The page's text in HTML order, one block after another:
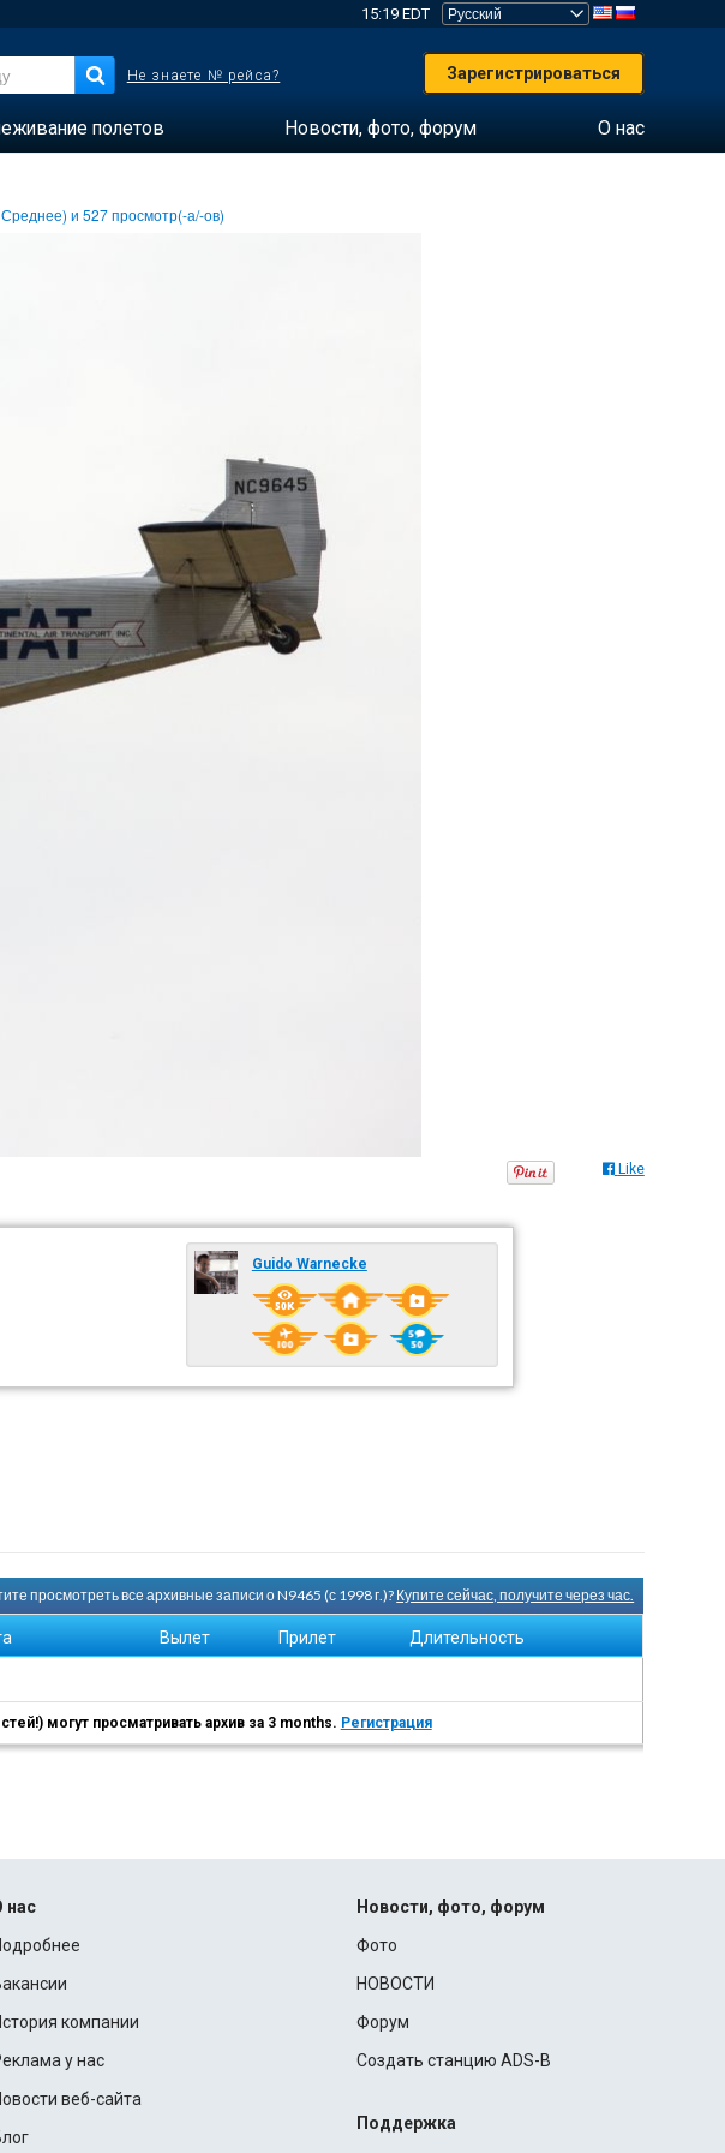
15:19 EDT
Не знаете № рейса? Зарегистрироваться
полетов Новости, фото, форум О нас
Среднее) и527просмотр(-а/-ов)
Like
Guido Warnecke
просмотреть все архивные записи о N9465 (с 1998 г.)?Купите сейчас, получите через час.
Вылет Прилет Длительность
могут просматривать архив за 3 months. Регистрация
нас
компании
у нас
веб-сайта
Новости, фото, форум
Фото
НОВОСТИ
Форум
Создать станцию ADS-B
Поддержка